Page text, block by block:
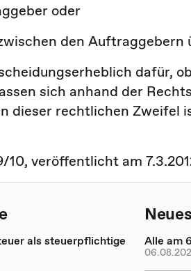
oder
den Auftraggebern
dafür,
sich anhand der
dieser rechtlichen Zweifel
10, veröffentlicht am
als steuerpflichtige Alle am